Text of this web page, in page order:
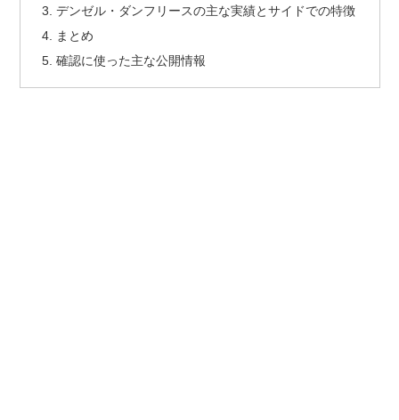
デンゼル・ダンフリースの主な実績とサイドでの特徴
まとめ
確認に使った主な公開情報